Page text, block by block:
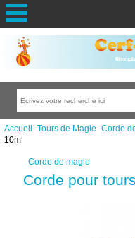
Accueil- Tours de Magie- Corde
10m
Corde de magie
Corde pour